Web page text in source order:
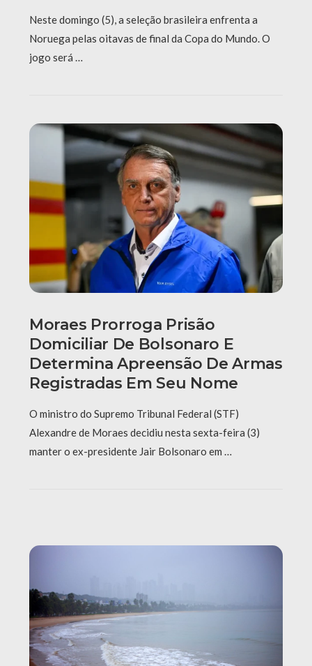
Neste domingo (5), a seleção brasileira enfrenta a
Noruega pelas oitavas de final da Copa do Mundo. O
jogo será …
Moraes Prorroga Prisão
Domiciliar De Bolsonaro E
Determina Apreensão De Armas
Registradas Em Seu Nome
O ministro do Supremo Tribunal Federal (STF)
Alexandre de Moraes decidiu nesta sexta-feira (3)
manter o ex-presidente Jair Bolsonaro em …